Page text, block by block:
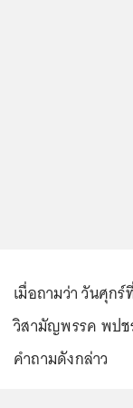
เมื่อถามว่า วันศุก
วิสามัญพรรค พปช
คำถามดังกล่าว